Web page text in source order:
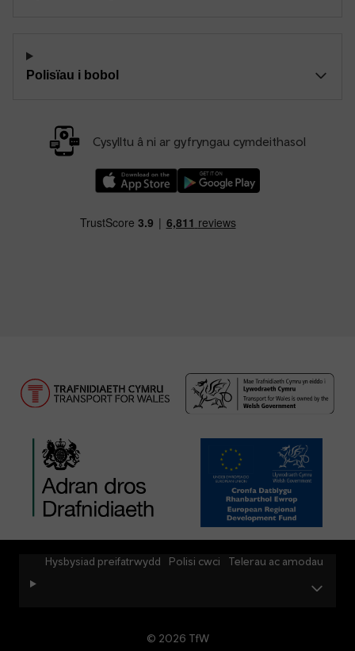
Polisïau i bobol
Cysylltu â ni ar gyfryngau cymdeithasol
© 2026 TfW
Hysbysiad preifatrwydd Polisi cwci Telerau ac amodau